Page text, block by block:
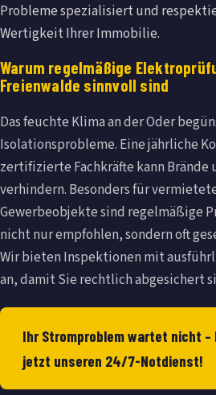
Probleme spezialisiert und
Wertigkeit Ihrer Immobilie.
Warum regelmäßige
Freienwalde sinnvoll sind
Das feuchte Klima an der Oder
Isolationsprobleme. Eine jährliche
zertifizierte Fachkräfte kann Brände
verhindern. Besonders für
Gewerbeobjekte sind regelmäßige
nicht nur empfohlen, sondern oft
Wir bieten Inspektionen mit
an, damit Sie rechtlich abgesichert
Ihr Stromproblem wartet nicht
jetzt unseren 24/7-Notdienst!